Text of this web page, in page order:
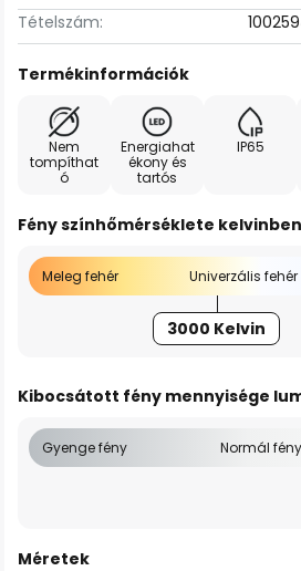
Tételszám:
Termékinformációk
Nem
tompíthat
ó
Energiahat
ékony és
tartós
IP65
Fény színhőmérséklete kelvinben
Meleg fehér Univerzális fehér
3000 Kelvin
Kibocsátott fény mennyisége
Gyenge fény Normál fény
Méretek